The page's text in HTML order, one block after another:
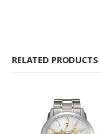
RELATED PRODUCTS